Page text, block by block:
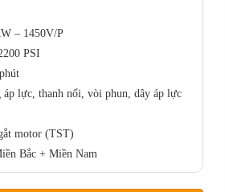
– 1450V/P
PSI
áp lực, thanh nối, vòi phun, dây áp lực
motor (TST)
Bắc + Miền Nam